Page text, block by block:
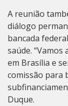
A reunião
diálogo
bancada
saúde.
em Brasília e
comissão para
Duque.